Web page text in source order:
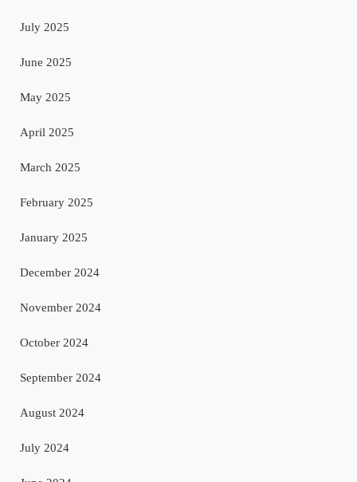
July 2025
June 2025
May 2025
April 2025
March 2025
February 2025
January 2025
December 2024
November 2024
October 2024
September 2024
August 2024
July 2024